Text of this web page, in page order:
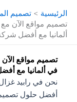
الرئيسية
تصميم
تصميم مواقع الآن
ألمانيا مع أفضل شركة
تصميم مواقع الآن
في ألمانيا مع أفضل
نحن في رابيد غزال
أفضل حلول تصميم